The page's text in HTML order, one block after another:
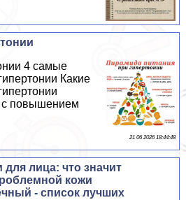
4 самые
Какие
с повышением
21 06 2026 18:44:48
лица: что значит
кожи
- список лучших